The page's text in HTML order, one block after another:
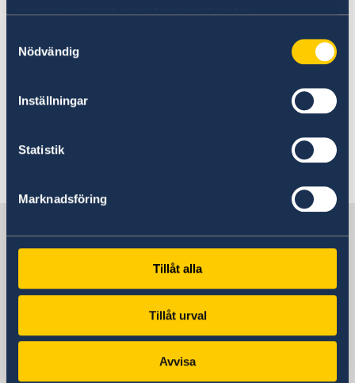
samlat in när du har använt deras tjänster.
Nödvändig
Inställningar
Statistik
Marknadsföring
Tillåt alla
Tillåt urval
Avvisa
Photo: Anders Löwdin/Riksdagen
Vous pouvez lire ici la déclaration de
politique étrangère de l'année 2023
Déclaration de politique étrangère
en anglais]
Sweden in Cyprus
Embassy
9, Arch. Makarios III Avenue
Severis Building, 2nd floor